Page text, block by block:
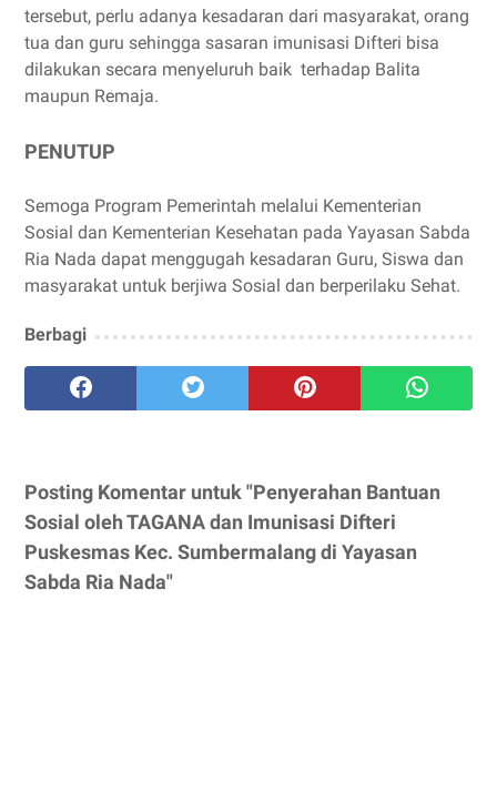
tersebut, perlu adanya kesadaran dari masyarakat, orang
tua dan guru sehingga sasaran imunisasi Difteri bisa
dilakukan secara menyeluruh baik terhadap Balita
maupun Remaja.
PENUTUP
Semoga Program Pemerintah melalui Kementerian
Sosial dan Kementerian Kesehatan pada Yayasan Sabda
Ria Nada dapat menggugah kesadaran Guru, Siswa dan
masyarakat untuk berjiwa Sosial dan berperilaku Sehat.
Berbagi
Posting Komentar untuk "Penyerahan Bantuan
Sosial oleh TAGANA dan Imunisasi Difteri
Puskesmas Kec. Sumbermalang di Yayasan
Sabda Ria Nada"